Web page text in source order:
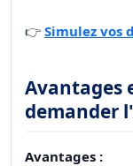
👉 Simulez vos
Avantages
demander
Avantages :